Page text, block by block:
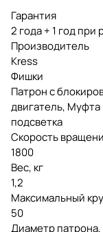
Гарантия
2 года + 1 год при
Производитель
Kress
Фишки
Патрон с
двигатель,
подсветка
Скорость
1800
Вес, кг
1,2
Максимальный
50
Диаметр